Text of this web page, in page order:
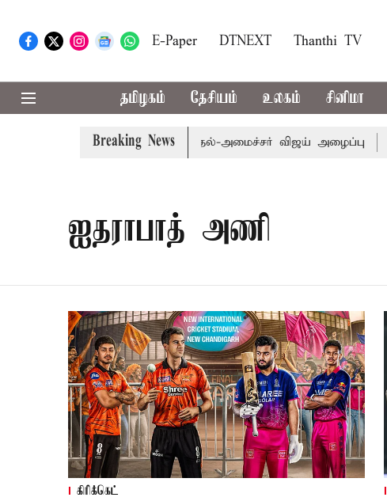
E-Paper DTNEXT Thanthi TV
தமிழகம் தேசியம் உலகம் சினிமா
Breaking News
எம்.பி.க்கள் கூட்டத்துக்கு முதல்-அமைச்சர் விஜய் அழைப்பு
ஐதராபாத் அணி
கிரிக்கெட்